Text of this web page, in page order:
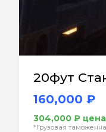
20фут
160,000 ₽
304,000 ₽
*Грузовая